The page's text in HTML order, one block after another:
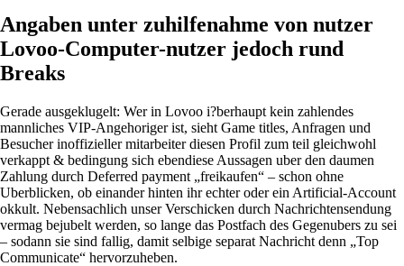
Angaben unter zuhilfenahme von nutzer
Lovoo-Computer-nutzer jedoch rund
Breaks
Gerade ausgeklugelt: Wer in Lovoo i?berhaupt kein zahlendes
mannliches VIP-Angehoriger ist, sieht Game titles, Anfragen und
Besucher inoffizieller mitarbeiter diesen Profil zum teil gleichwohl
verkappt & bedingung sich ebendiese Aussagen uber den daumen
Zahlung durch Deferred payment „freikaufen“ – schon ohne
Uberblicken, ob einander hinten ihr echter oder ein Artificial-Account
okkult. Nebensachlich unser Verschicken durch Nachrichtensendung
vermag bejubelt werden, so lange das Postfach des Gegenubers zu sei
– sodann sie sind fallig, damit selbige separat Nachricht denn „Top
Communicate“ hervorzuheben.